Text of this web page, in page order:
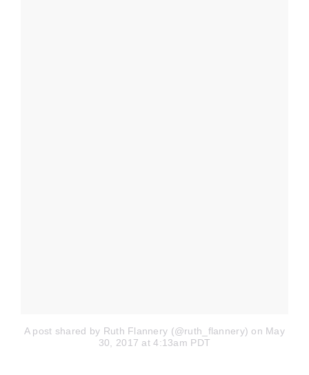
A post shared by Ruth Flannery (@ruth_flannery) on May
30, 2017 at 4:13am PDT